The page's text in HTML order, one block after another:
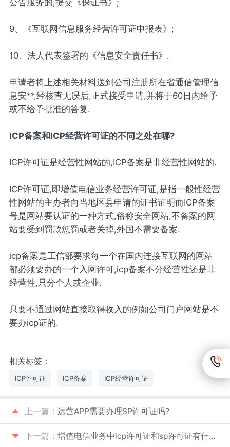
9、《互联网信息服务经营许可证申报表》;
10、法人代表签署的《信息安全责任书》.
申请者将上述相关材料送到公司注册所在省通信管理信
息安**,经核查无误后,正式接受申请,并将于60日内给予
或不给予批准的答复.
ICP备案和ICP经营许可证的不同之处在哪?
ICP许可证是经营性网站的,ICP备案是非经营性网站的.
ICP许可证,即增值电信业务经营许可证,是指一般性经营
性网站的主办者向当地区县申请的证书证明而ICP备案
号是网站要认证的一种方式,俗称安全网站,不备案的网
站要受到罚款惩罚或者关掉,外国不需要备案.
icp备案是工信部要求每一个在国内连接互联网的网站
都必须要办的一个入网许可,icp备案不分经营性还是非
经营性,只分个人或企业.
只要不通过网站直接取得收入的例如公司门户网站是不
要办icp证的.
相关标签：
ICP许可证 ICP备案 ICP经营许可证
上一篇： 运营APP需要办理SP许可证吗?
下一篇： 增值电信业务中icp许可证和sp许可证有什么区别